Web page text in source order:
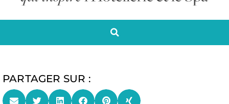
PARTAGER SUR :